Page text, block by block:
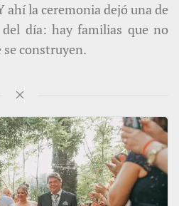
ahí la ceremonia dejó una de
día: hay familias que no
se construyen.